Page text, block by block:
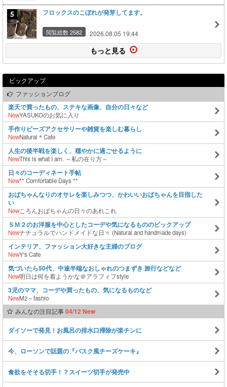
フロックスのこぼれが発芽してます。
閲覧総数 2582 2026.08.05 19:44
もっと見る
ピックアップ
ファッションブログ
楽天で買ったもの、ステキな画像、自分の日々など
NewYASUKOのお気に入り
手作りビーズアクセサリーや雑貨を楽しむ暮らし
NewNatural＊Cafe
人生の後半戦を楽しく、穏やかに過ごせるように
NewThis is what I am. ～私の在り方～
日々のコーディネート手帖
New** Comfortable Days **
おばちゃんなりのオサレを楽しみつつ、かわいいおばちゃんを目指した
い
Newころんおばちゃんの日々のあれこれ
ＳＭ２のお洋服を中心としたコーデや気になるもののピックアップ
Newナチュラルでハンドメイドな日々 (Natural and handmade days)
インテリア、ファッション大好きな主婦のブログ
NewY's Cafe
気づいたら50代、中途半端なおしゃれのつまずき 旅行などなど
New明日は何を着ようかな＠アラフィフstyle
3児のママ、コーデや買ったもの、気になるものなど
NewM2～fashio
みんなの注目記事04/12 New
ダイソーで発見！お風呂の排水口掃除が楽チンに
今、ローソンで話題の『バスク風チーズケーキ』
食欲をそそる切手！？スイーツ切手が発売中